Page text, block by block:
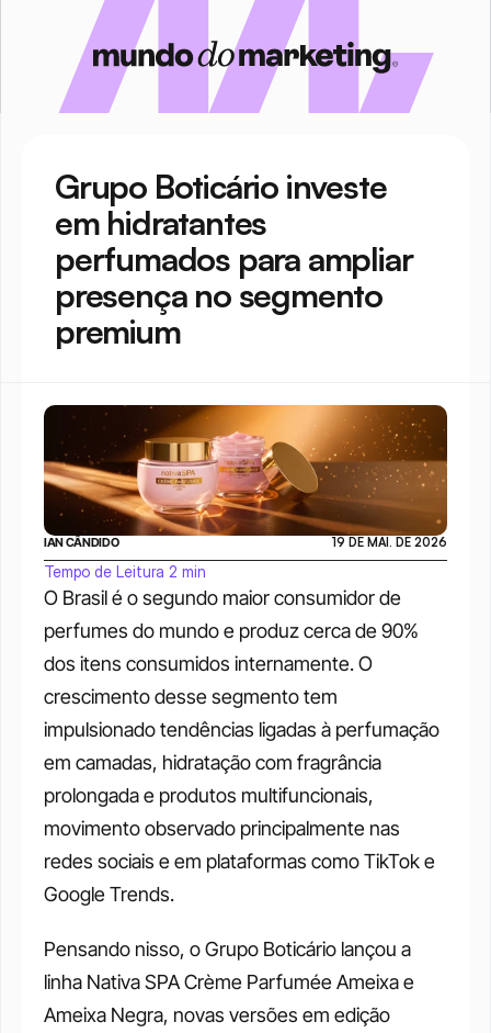
Grupo Boticário investe
em hidratantes
perfumados para ampliar
presença no segmento
premium
O Brasil é o segundo maior consumidor de
perfumes do mundo e produz cerca de 90%
dos itens consumidos internamente. O
crescimento desse segmento tem
impulsionado tendências ligadas à perfumação
em camadas, hidratação com fragrância
prolongada e produtos multifuncionais,
movimento observado principalmente nas
redes sociais e em plataformas como TikTok e
Google Trends.
Pensando nisso, o Grupo Boticário lançou a
linha Nativa SPA Crème Parfumée Ameixa e
Ameixa Negra, novas versões em edição
IAN CÂNDIDO 19 DE MAI. DE 2026
Tempo de Leitura 2 min